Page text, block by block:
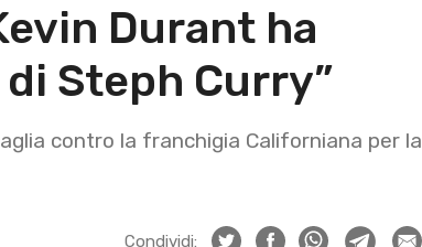
Durant ha
Steph Curry”
contro la franchigia Californiana per la
Condividi: